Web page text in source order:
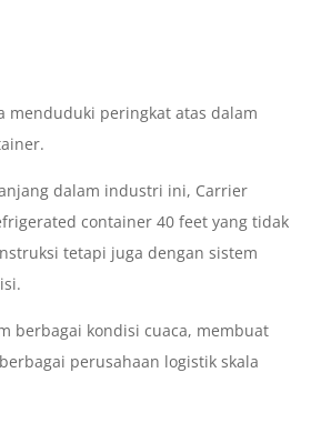
menduduki peringkat atas dalam
dalam industri ini, Carrier
container 40 feet yang tidak
tetapi juga dengan sistem
berbagai kondisi cuaca, membuat
perusahaan logistik skala